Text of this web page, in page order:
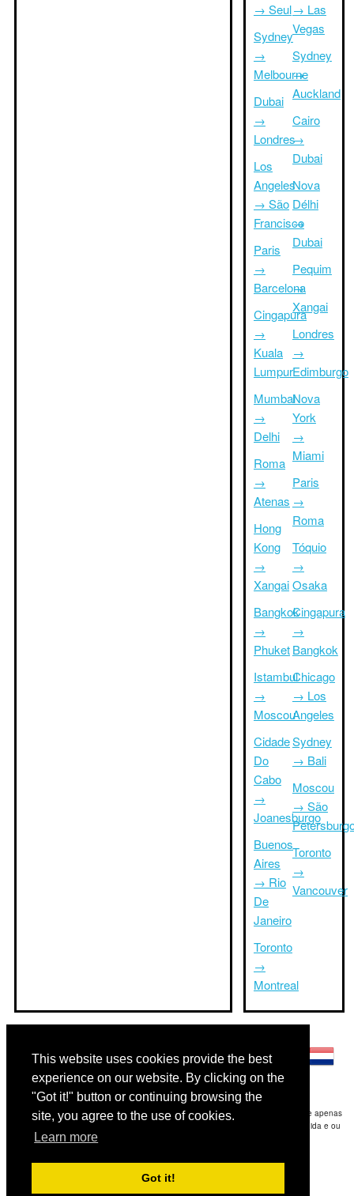
This website uses cookies provide the best
experience on our website. By clicking on the
"Got it!" button or continuing browsing the
site, you agree to the use of cookies.
Learn more
Got it!
→ Seul
Sydney
→
Melbourne
Dubai
→
Londres
Los
Angeles
→ São
Francisco
Paris
→
Barcelona
Cingapura
→
Kuala
Lumpur
Mumbai
→
Delhi
Roma
→
Atenas
Hong
Kong
→
Xangai
Bangkok
→
Phuket
Istambul
→
Moscou
Cidade
Do
Cabo
→
Joanesburgo
Buenos
Aires
→ Rio
De
Janeiro
Toronto
→
Montreal
→ Las
Vegas
Sydney
→
Auckland
Cairo
→
Dubai
Nova
Délhi
→
Dubai
Pequim
→
Xangai
Londres
→
Edimburgo
Nova
York
→
Miami
Paris
→
Roma
Tóquio
→
Osaka
Cingapura
→
Bangkok
Chicago
→ Los
Angeles
Sydney
→ Bali
Moscou
→ São
Toronto
→
Vancouver
Disclaimer: As informações apresentadas neste site é a nossa melhor estimativa e apenas
para sua referência.Triptimeto.com não se responsabiliza por qualquer atraso de ida e ou
consequentes danos / resultou das informações fornecidas.
Copyright 2015-2026
Contact Usfor feedback.